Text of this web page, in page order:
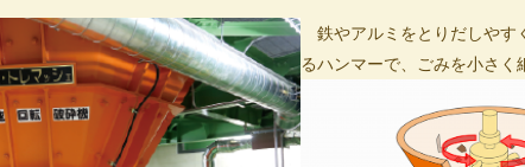
鉄やアルミをとりだしやす
るハンマーで、ごみを小さ